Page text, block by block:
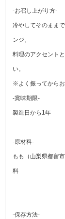
-お召し上がり方-
冷やしてそのまま
ンジ。
料理のアクセント
い。
※よく振ってから
-賞味期限-
製造日から1年
-原材料-
もも（山梨県都留
料
-保存方法-